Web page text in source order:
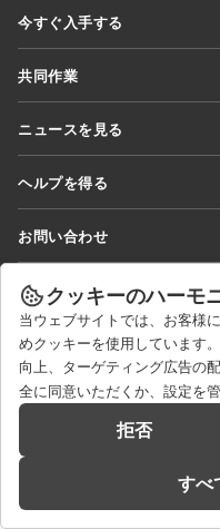
今すぐ入手する
Workspace
コネクター
デスクトップアプリ
モバイルアプリ
共同作業
インフルエンサー向け
求人情報
ニュースを見る
ヘルプを得る
ウェビナー
ホワイトペーパー
サポートお問い合わせフォーム
デモを依頼する
お問い合わせ
パートナーシップに関するお問
メディアに関するお問い合わせ
折り返し電話のリクエスト
onlyoffice.com
© Ascensio
クッキーのハーモ
当ウェブサイトでは、お客様
めクッキーを使用しています
向上、ターゲティング広告の
全に同意いただくか、設定を管
拒否
すべ